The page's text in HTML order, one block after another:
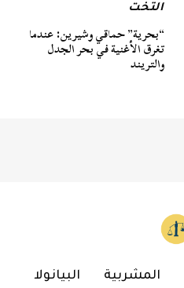
التخت
“بحرية” حماقي وشيرين: عندما
تغرق الأغنية في بحر الجدل
والتريند
المشربية البيانولا